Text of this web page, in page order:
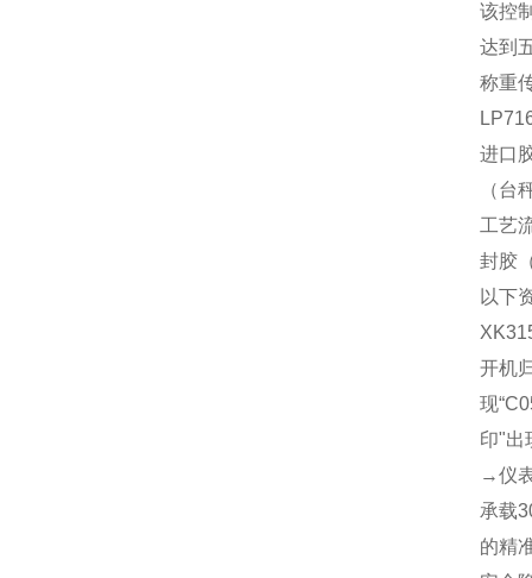
该控
达到
称重
进口
（台
工艺
封胶
以下
开机
现
印"出
→仪
承载
的精